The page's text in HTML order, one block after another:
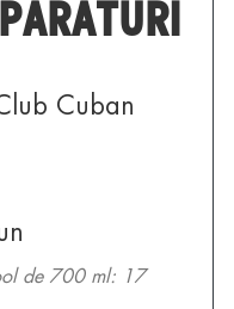
Cuban
de 700 ml: 17